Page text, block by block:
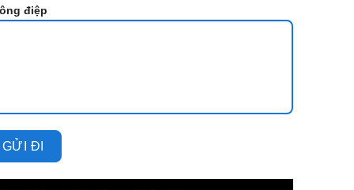
điệp